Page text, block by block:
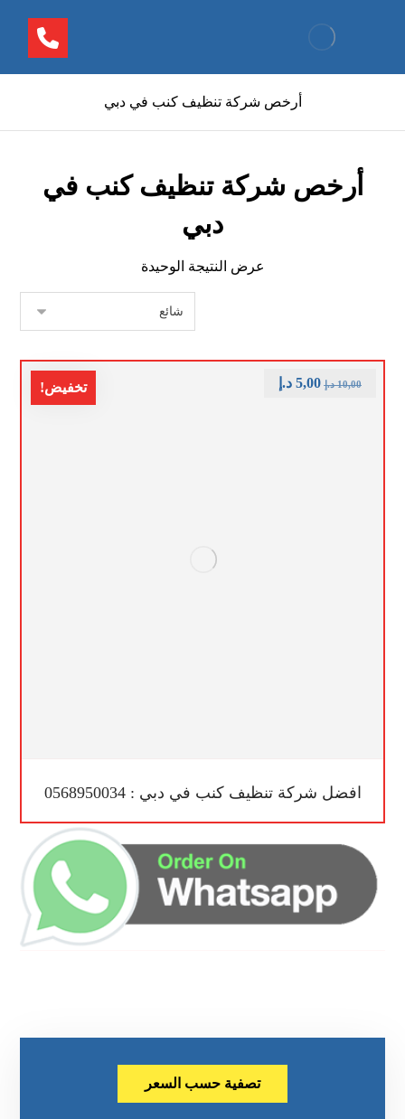
أرخص شركة تنظيف كنب في دبي
أرخص شركة تنظيف كنب في
دبي
عرض النتيجة الوحيدة
تخفيض!
افضل شركة تنظيف كنب في دبي : 0568950034
10,00 د.إ 5,00 د.إ
تصفية حسب السعر